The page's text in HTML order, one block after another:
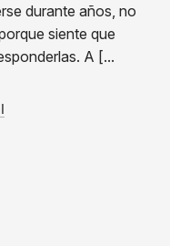
durante años, no
siente que
A [...